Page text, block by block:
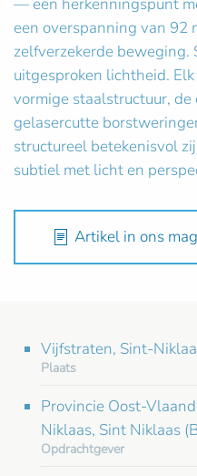
een overspanning van 92
zelfverzekerde beweging.
uitgesproken lichtheid.
vormige staalstructuur,
gelasercutte
structureel betekenisvol
subtiel met licht en
Artikel in ons
Vijfstraten, Sint-
Plaats
Provincie Oost-
Niklaas, Sint Niklaas
Opdrachtgever